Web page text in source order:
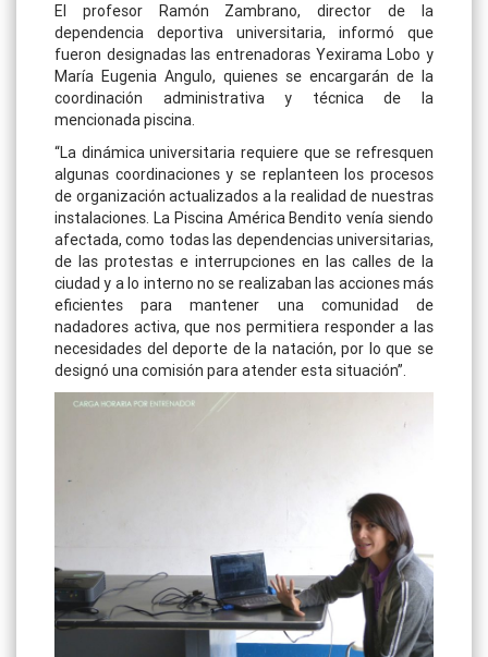
El profesor Ramón Zambrano, director de la
dependencia deportiva universitaria, informó que
fueron designadas las entrenadoras Yexirama Lobo y
María Eugenia Angulo, quienes se encargarán de la
coordinación administrativa y técnica de la
mencionada piscina.
“La dinámica universitaria requiere que se refresquen
algunas coordinaciones y se replanteen los procesos
de organización actualizados a la realidad de nuestras
instalaciones. La Piscina América Bendito venía siendo
afectada, como todas las dependencias universitarias,
de las protestas e interrupciones en las calles de la
ciudad y a lo interno no se realizaban las acciones más
eficientes para mantener una comunidad de
nadadores activa, que nos permitiera responder a las
necesidades del deporte de la natación, por lo que se
designó una comisión para atender esta situación”.